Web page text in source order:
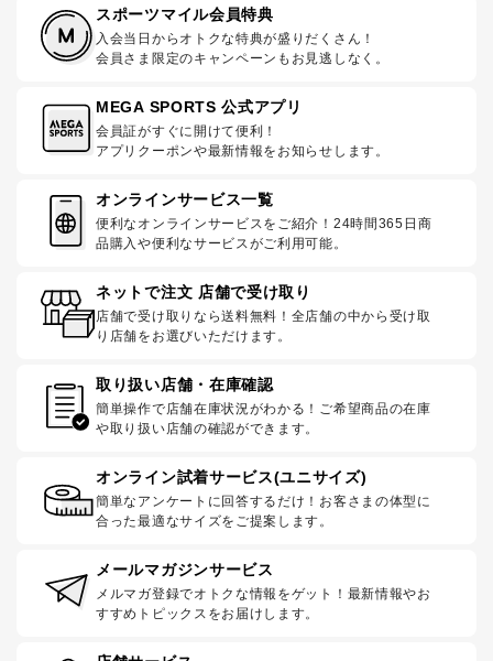
スポーツマイル会員特典
入会当日からオトクな特典が盛りだくさん！
会員さま限定のキャンペーンもお見逃しなく。
MEGA SPORTS 公式アプリ
会員証がすぐに開けて便利！
アプリクーポンや最新情報をお知らせします。
オンラインサービス一覧
便利なオンラインサービスをご紹介！24時間365日商
品購入や便利なサービスがご利用可能。
ネットで注文 店舗で受け取り
店舗で受け取りなら送料無料！全店舗の中から受け取
り店舗をお選びいただけます。
取り扱い店舗・在庫確認
簡単操作で店舗在庫状況がわかる！ご希望商品の在庫
や取り扱い店舗の確認ができます。
オンライン試着サービス(ユニサイズ)
簡単なアンケートに回答するだけ！お客さまの体型に
合った最適なサイズをご提案します。
メールマガジンサービス
メルマガ登録でオトクな情報をゲット！最新情報やお
すすめトピックスをお届けします。